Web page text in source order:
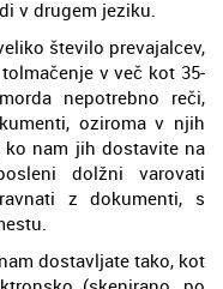
v drugem jeziku.
število prevajalcev,
v več kot 35-
nepotrebno reči,
oziroma v njih
nam jih dostavite na
dolžni varovati
z dokumenti, s
dostavljate tako, kot